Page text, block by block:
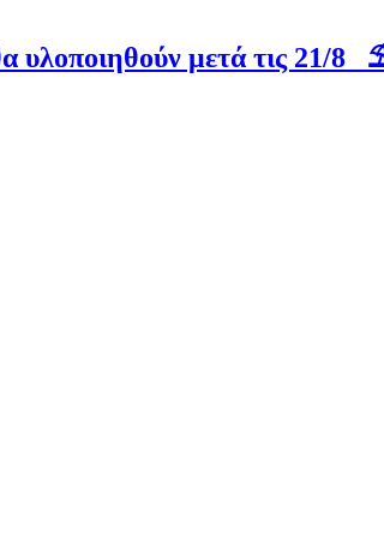
υλοποιηθούν μετά τις 21/8